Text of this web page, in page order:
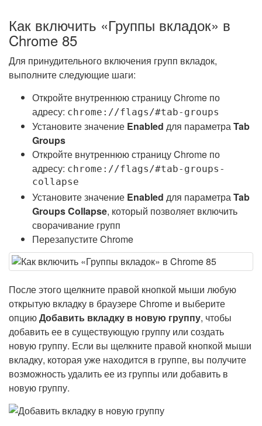
Как включить «Группы вкладок» в
Chrome 85
Для принудительного включения групп вкладок,
выполните следующие шаги:
Откройте внутреннюю страницу Chrome по
адресу: chrome://flags/#tab-groups
Установите значение Enabled для параметраTab
Groups
Откройте внутреннюю страницу Chrome по
адресу: chrome://flags/#tab-groups-
collapse
Установите значение Enabled для параметраTab
Groups Collapse, который позволяет включить
сворачивание групп
Перезапустите Chrome
После этого щелкните правой кнопкой мыши любую
открытую вкладку в браузере Chrome и выберите
опциюДобавить вкладку в новую группу, чтобы
добавить ее в существующую группу или создать
новую группу. Если вы щелкните правой кнопкой мыши
вкладку, которая уже находится в группе, вы получите
возможность удалить ее из группы или добавить в
новую группу.